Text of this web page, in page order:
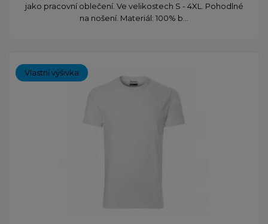
jako pracovní oblečení. Ve velikostech S - 4XL. Pohodlné
na nošení. Materiál: 100% b...
Vlastní výšivka